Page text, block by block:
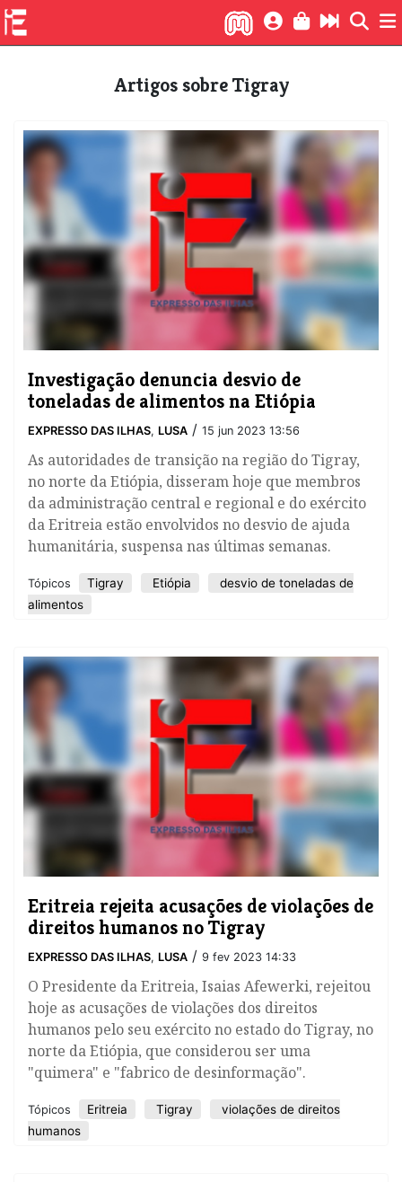
Artigos sobre Tigray
Investigação denuncia desvio de
toneladas de alimentos na Etiópia
EXPRESSO DAS ILHAS, LUSA / 15 jun 2023 13:56
As autoridades de transição na região do Tigray,
no norte da Etiópia, disseram hoje que membros
da administração central e regional e do exército
da Eritreia estão envolvidos no desvio de ajuda
humanitária, suspensa nas últimas semanas.
Tópicos Tigray Etiópia
desvio de toneladas de
alimentos
Eritreia rejeita acusações de violações de
direitos humanos no Tigray
EXPRESSO DAS ILHAS, LUSA / 9 fev 2023 14:33
O Presidente da Eritreia, Isaias Afewerki, rejeitou
hoje as acusações de violações dos direitos
humanos pelo seu exército no estado do Tigray, no
norte da Etiópia, que considerou ser uma
"quimera" e "fabrico de desinformação".
Tópicos Eritreia Tigray
violações de direitos
humanos